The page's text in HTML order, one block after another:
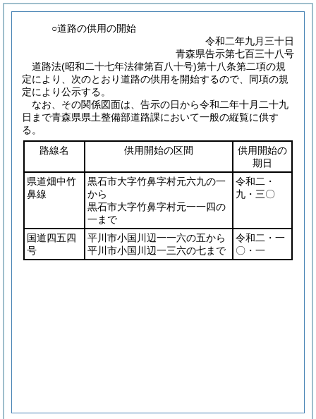
○道路の供用の開始
令和二年九月三十日
青森県告示第七百三十八号
道路法(昭和二十七年法律第百八十号)第十八条第二項の規
定により、次のとおり道路の供用を開始するので、同項の規
定により公示する。
なお、その関係図面は、告示の日から令和二年十月二十九
日まで青森県県土整備部道路課において一般の縦覧に供す
る。
路線名
供用開始の区間
供用開始の
期日
県道畑中竹
鼻線
黒石市大字竹鼻字村元六九の一
から
黒石市大字竹鼻字村元一一四の
一まで
令和二・
九・三〇
国道四五四
号
平川市小国川辺一一六の五から
平川市小国川辺一三六の七まで
令和二・一
〇・一